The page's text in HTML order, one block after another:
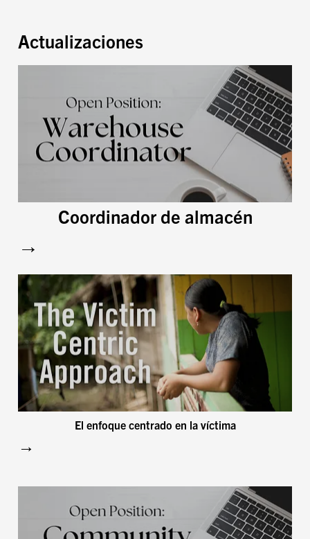
Actualizaciones
Coordinador de almacén
→
El enfoque centrado en la víctima
→